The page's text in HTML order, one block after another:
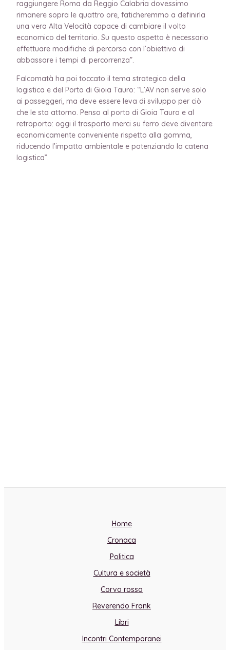
raggiungere Roma da Reggio Calabria dovessimo
rimanere sopra le quattro ore, faticheremmo a definirla
una vera Alta Velocità capace di cambiare il volto
economico del territorio. Su questo aspetto è necessario
effettuare modifiche di percorso con l’obiettivo di
abbassare i tempi di percorrenza”.
Falcomatà ha poi toccato il tema strategico della
logistica e del Porto di Gioia Tauro: “L’AV non serve solo
ai passeggeri, ma deve essere leva di sviluppo per ciò
che le sta attorno. Penso al porto di Gioia Tauro e al
retroporto: oggi il trasporto merci su ferro deve diventare
economicamente conveniente rispetto alla gomma,
riducendo l’impatto ambientale e potenziando la catena
logistica”.
Home
Cronaca
Politica
Cultura e società
Corvo rosso
Reverendo Frank
Libri
Incontri Contemporanei